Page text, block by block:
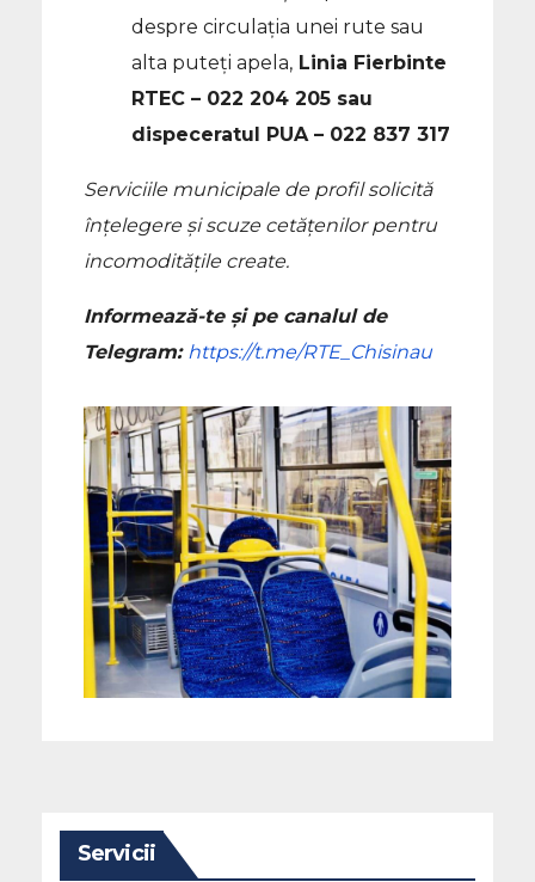
despre circulația unei rute sau
alta puteți apela, Linia Fierbinte
RTEC – 022 204 205 sau
dispeceratul PUA – 022 837 317
Serviciile municipale de profil solicită
înțelegere și scuze cetățenilor pentru
incomoditățile create.
Informează-te și pe canalul de
Telegram: https://t.me/RTE_Chisinau
Servicii